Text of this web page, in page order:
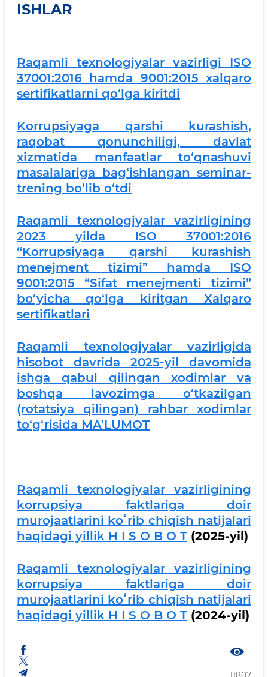
ISHLAR
Raqamli texnologiyalar vazirligi ISO
37001:2016 hamda 9001:2015 xalqaro
sertifikatlarni qo‘lga kiritdi
Korrupsiyaga qarshi kurashish,
raqobat qonunchiligi, davlat
xizmatida manfaatlar to‘qnashuvi
masalalariga bag‘ishlangan seminar-
trening bo‘lib o‘tdi
Raqamli texnologiyalar vazirligining
2023 yilda ISO 37001:2016
“Korrupsiyaga qarshi kurashish
menejment tizimi” hamda ISO
9001:2015 “Sifat menejmenti tizimi”
bo‘yicha qo‘lga kiritgan Xalqaro
sertifikatlari
Raqamli texnologiyalar vazirligida
hisobot davrida 2025-yil davomida
ishga qabul qilingan xodimlar va
boshqa lavozimga o‘tkazilgan
(rotatsiya qilingan) rahbar xodimlar
to‘g‘risida MA’LUMOT
Raqamli texnologiyalar vazirligining
korrupsiya faktlariga doir
murojaatlarini koʻrib chiqish natijalari
haqidagi yillik H I S O B O T (2025-yil)
Raqamli texnologiyalar vazirligining
korrupsiya faktlariga doir
murojaatlarini koʻrib chiqish natijalari
haqidagi yillik H I S O B O T (2024-yil)